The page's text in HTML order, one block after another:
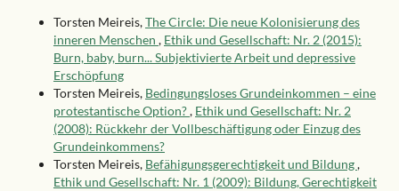
Torsten Meireis,The Circle: Die neue Kolonisierung des
inneren Menschen , Ethik und Gesellschaft: Nr. 2 (2015):
Burn, baby, burn... Subjektivierte Arbeit und depressive
Erschöpfung
Torsten Meireis, Bedingungsloses Grundeinkommen – eine
protestantische Option?, Ethik und Gesellschaft: Nr. 2
(2008): Rückkehr der Vollbeschäftigung oder Einzug des
Grundeinkommens?
Torsten Meireis, Befähigungsgerechtigkeit und Bildung,
Ethik und Gesellschaft: Nr. 1 (2009): Bildung, Gerechtigkeit